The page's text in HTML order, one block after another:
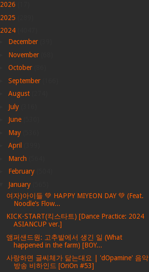
2026
2025
2024
December
November
October
September
August
July
June
May
April
March
February
January
여자)아이들 💚 HAPPY MIYEON DAY 💚 (Feat.
Noodle’s Flow...
KICK-START(킥스타트) [Dance Practice: 2024
ASIANCUP ver.]
앰퍼샌드원: 고추밭에서 생긴 일 (What
happened in the farm) [BOY...
사랑하면 글씨체가 닮는대요 | 'dOpamine' 음악
방송 비하인드 [OriOn #53]